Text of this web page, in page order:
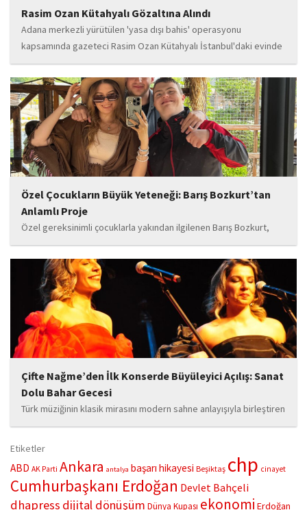
Rasim Ozan Kütahyalı Gözaltına Alındı
Adana merkezli yürütülen 'yasa dışı bahis' operasyonu
kapsamında gazeteci Rasim Ozan Kütahyalı İstanbul'daki evinde
gözaltına alındı.
Özel Çocukların Büyük Yeteneği: Barış Bozkurt’tan
Anlamlı Proje
Özel gereksinimli çocuklarla yakından ilgilenen Barış Bozkurt,
hayata geçirdiği örnek çalışma ile hem eğitim camiasının hem de
toplumun dikkatini çekiyor. “Hayatta yaşattığın mutluluk en güzel
hediyedir” anlayışıyla yola çıkan Bozkurt,...
Çifte Nağme’den İlk Konserde Büyüleyici Açılış: Sanat
Dolu Bahar Gecesi
Türk müziğinin klasik mirasını modern sahne anlayışıyla birleştiren
“Çifte Nağme” projesi, ilk konserini İstanbul Ataşehir’de bulunan
buluşturdu. Yoğun katılımla gerçekleşen gece, müzikal çeşitlilik
ve...
Etiketler
ABD AK Parti Ankara antalya başarı hikayesi Beşiktaş chp cinayet
Cumhurbaşkanı Erdoğan Devlet Bahçeli
dhapress dijital dönüşüm Dünya Kupası ekonomi Erdoğan